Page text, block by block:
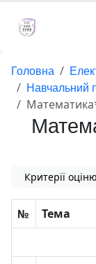
Головна
Навчальний
Математика*:
Критерії
№
Тема